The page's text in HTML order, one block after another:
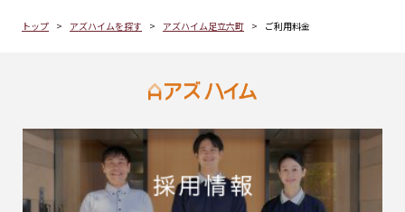
トップ アズハイムを探す アズハイム足立六町 ご利用料金